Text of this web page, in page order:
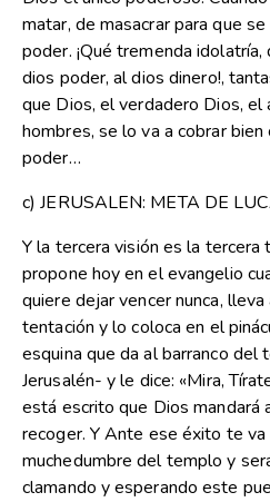
matar, de masacrar para que
poder. ¡Qué tremenda
dios poder, al dios dinero!,
que Dios, el verdadero Dios, el
hombres, se lo va a cobrar
poder…
c) JERUSALEN: META DE
Y la tercera visión es la tercera
propone hoy en el evangelio
quiere dejar vencer nunca,
tentación y lo coloca en el
esquina que da al barranco del
Jerusalén- y le dice: «Mira,
está escrito que Dios mandará
recoger. Y Ante ese éxito te va
muchedumbre del templo y
clamando y esperando este